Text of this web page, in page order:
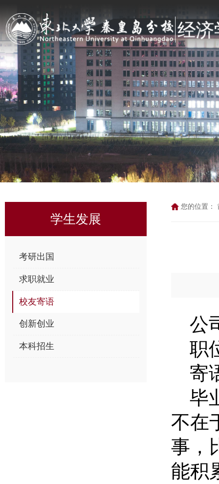
学生发展
考研出国
求职就业
校友寄语
创新创业
本科招生
您的位置：
公
职
寄
毕
不在
事，
能积